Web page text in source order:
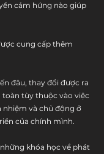
cảm hứng nào giúp
cung cấp thêm
đâu, thay đổi được ra
toàn tùy thuộc vào việc
và chủ động ở
của chính mình.
khóa học về phát